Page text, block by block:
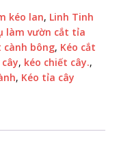
kéo lan, Linh Tinh
làm vườn cắt tỉa
cành bông, Kéo cắt
, kéo chiết cây.,
, Kéo tỉa cây